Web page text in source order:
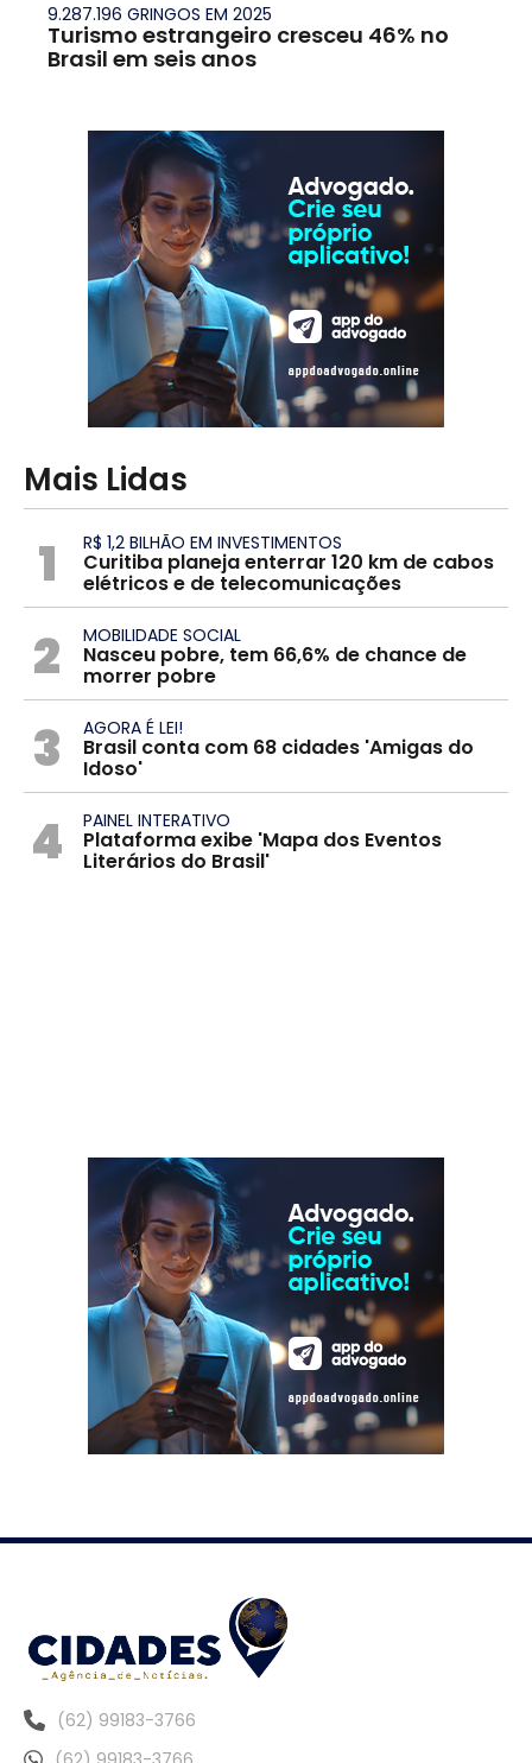
9.287.196 GRINGOS EM 2025
Turismo estrangeiro cresceu 46% no
Brasil em seis anos
Mais Lidas
1 R$ 1,2 BILHÃO EM INVESTIMENTOS
Curitiba planeja enterrar 120 km de cabos
elétricos e de telecomunicações
2 MOBILIDADE SOCIAL
Nasceu pobre, tem 66,6% de chance de
morrer pobre
3 AGORA É LEI!
Brasil conta com 68 cidades 'Amigas do
Idoso'
4 PAINEL INTERATIVO
Plataforma exibe 'Mapa dos Eventos
Literários do Brasil'
(62) 99183-3766